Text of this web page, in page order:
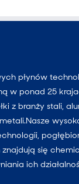
płynów
w ponad 25
z branży stali,
się
ich